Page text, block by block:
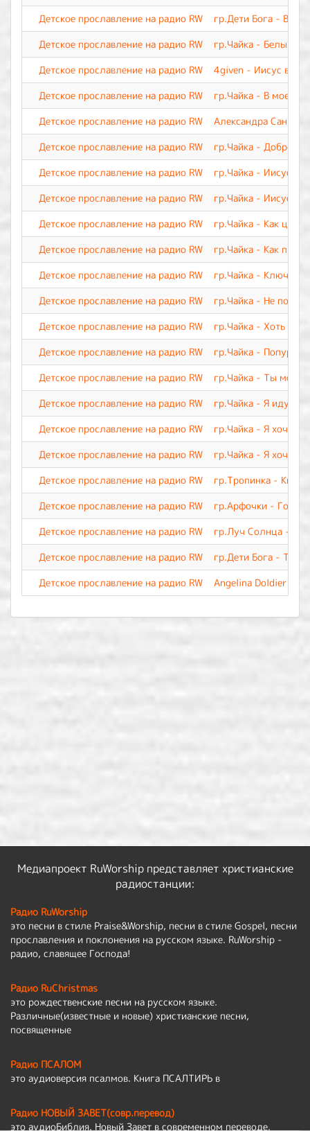
Детское прославление на радио RW
гр.Дети Бога -
Детское прославление на радио RW
гр.Чайка - Белый
Детское прославление на радио RW
4given - Иисус
Детское прославление на радио RW
гр.Чайка - В моей
Детское прославление на радио RW
Александра
Детское прославление на радио RW
гр.Чайка - Доброта
Детское прославление на радио RW
гр.Чайка - Иисус,
Детское прославление на радио RW
гр.Чайка - Иисус, о
Детское прославление на радио RW
гр.Чайка - Как
Детское прославление на радио RW
гр.Чайка - Как
Детское прославление на радио RW
гр.Чайка - Ключ
Детское прославление на радио RW
гр.Чайка - Не
Детское прославление на радио RW
гр.Чайка - Хоть я и
Детское прославление на радио RW
гр.Чайка - Попурри
Детское прославление на радио RW
гр.Чайка - Ты мой
Детское прославление на радио RW
гр.Чайка - Я иду
Детское прославление на радио RW
гр.Чайка - Я хочу с
Детское прославление на радио RW
гр.Чайка - Я хочу
Детское прославление на радио RW
гр.Тропинка -
Детское прославление на радио RW
гр.Арфочки -
Детское прославление на радио RW
гр.Луч Солнца -
Детское прославление на радио RW
гр.Дети Бога - Тебе
Детское прославление на радио RW
Angelina Doldier -
Медиапроект RuWorship представляет христианские
радиостанции:
Радио RuWorship
это песни в стиле Praise&Worship, песни в стиле Gospel, песни
прославления и поклонения на русском языке. RuWorship -
радио, славящее Господа!
Радио RuChristmas
это рождественские песни на русском языке.
Различные(известные и новые) христианские песни,
посвященные
Радио ПСАЛОМ
это аудиоверсия псалмов. Книга ПСАЛТИРЬ в
Радио НОВЫЙ ЗАВЕТ(совр.перевод)
это аудиоБиблия, Новый Завет в современном переводе.